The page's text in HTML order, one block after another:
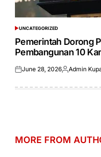
POSTED
IN
UNCATEGORIZED
Pemerintah Dorong
Pembangunan 10
Posted
June 28, 2026Posted
Admin
MORE FROM